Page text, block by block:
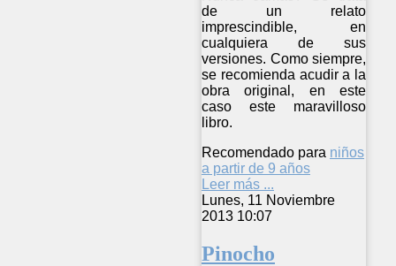
de un relato
imprescindible, en
cualquiera de sus
versiones. Como siempre,
se recomienda acudir a la
obra original, en este
caso este maravilloso
libro.
Recomendado para niños
a partir de 9 años
Leer más ...
Lunes, 11 Noviembre
2013 10:07
Pinocho